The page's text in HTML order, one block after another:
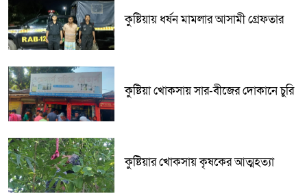
কুষ্টিয়ায় ধর্ষন মামলার আসামী গ্রেফতার
কুষ্টিয়া খোকসায় সার-বীজের দোকানে চুরি
কুষ্টিয়ার খোকসায় কৃষকের আত্মহত্যা